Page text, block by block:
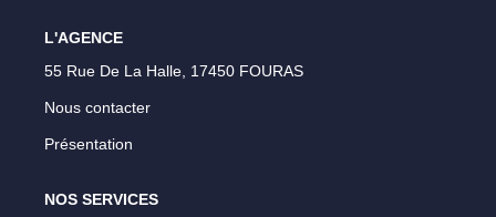
L'AGENCE
55 Rue De La Halle, 17450 FOURAS
Nous contacter
Présentation
NOS SERVICES